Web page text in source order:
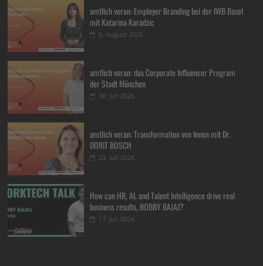
amtlich voran: Employer Branding bei der IWB Basel
mit Katarina Karadzic
6. August 2026
amtlich voran: das Corporate Influencer Program
der Stadt München
30. Juli 2026
amtlich voran: Transformation von Innen mit Dr.
DORIT BOSCH
23. Juli 2026
How can HR, AI, and Talent Intelligence drive real
business results, BOBBY BAJAJ?
17. Juli 2026